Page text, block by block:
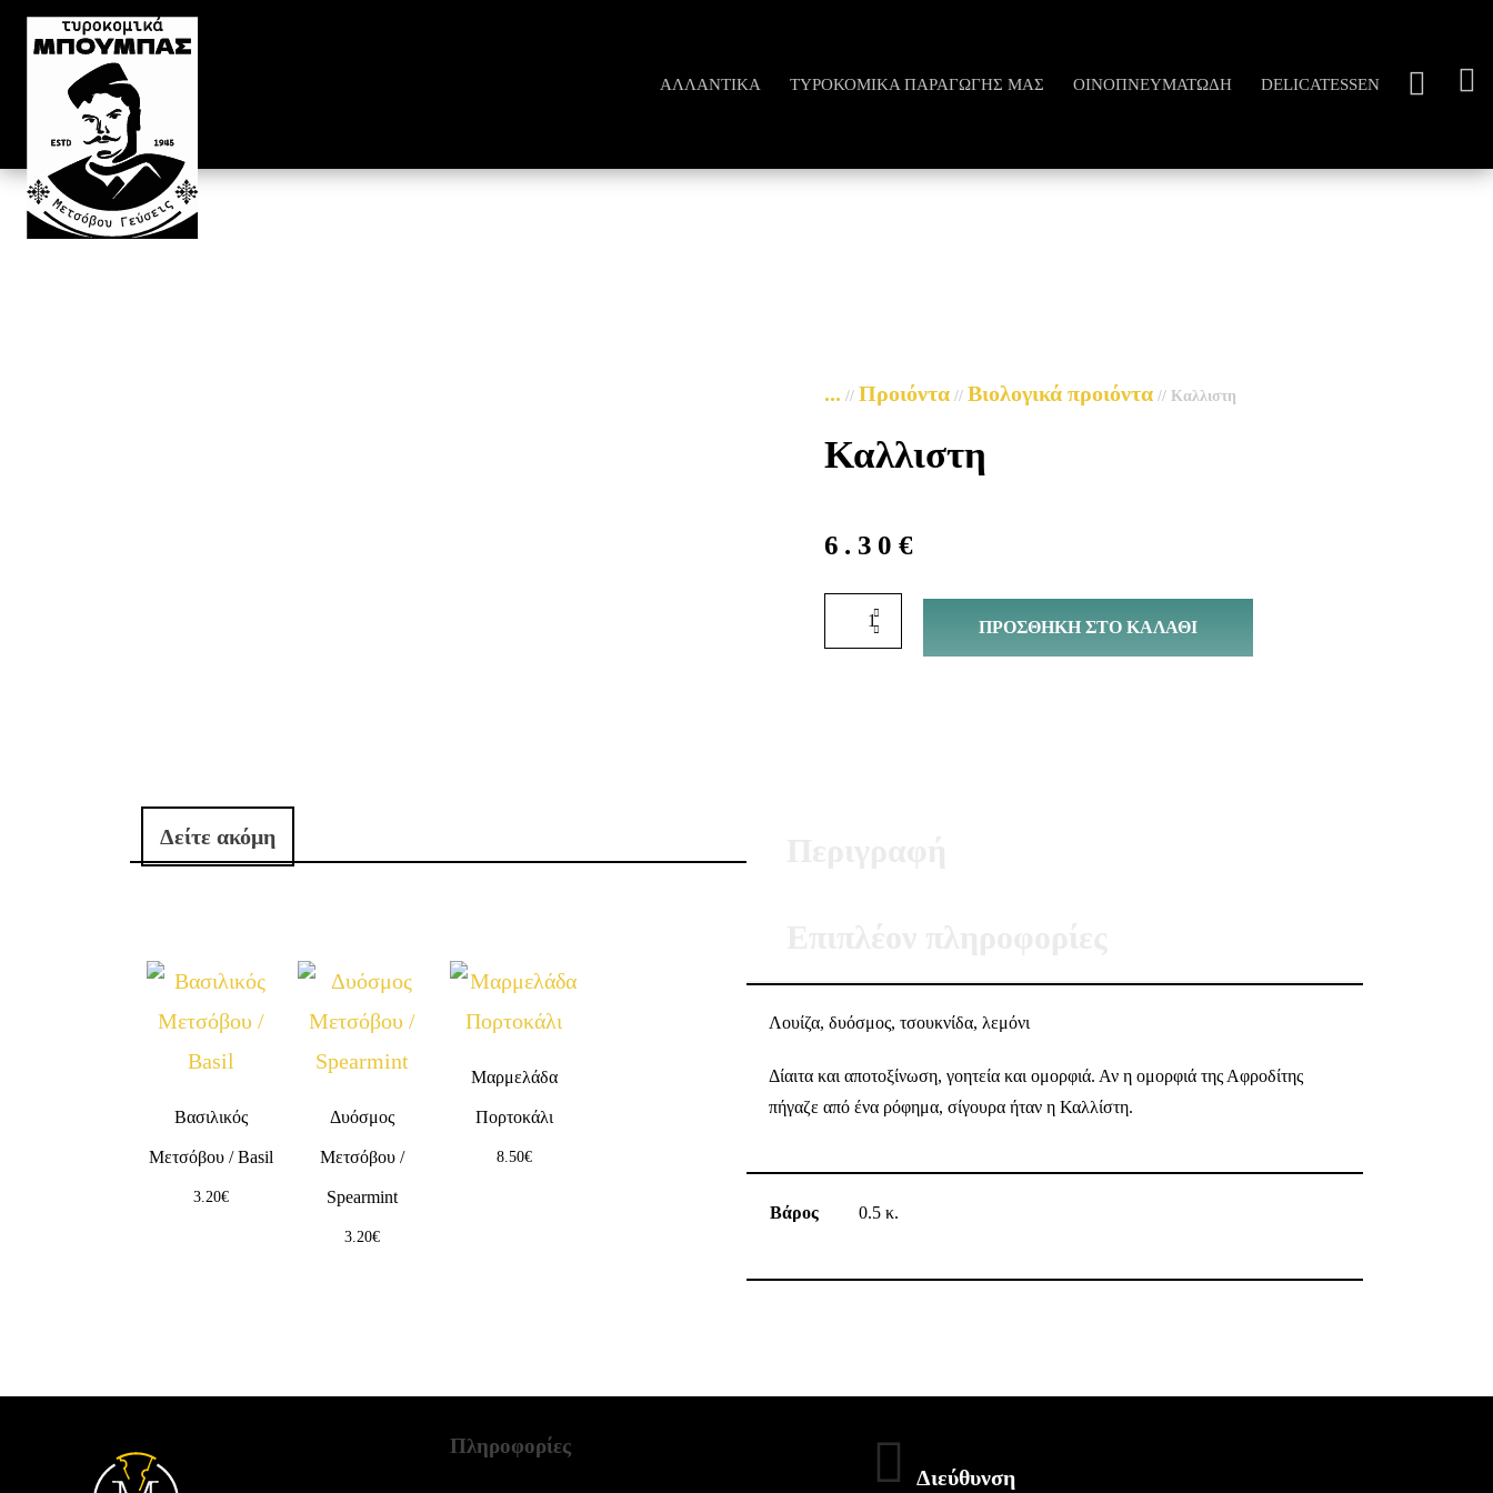
ΑΛΛΑΝΤΙΚΆ ΤΥΡΟΚΟΜΙΚΆ ΠΑΡΑΓΩΓΗΣ ΜΑΣ ΟΙΝΟΠΝΕΥΜΑΤΏΔΗ DELICATESSEN
... // Προιόντα // Βιολογικά προιόντα // Καλλιστη
Καλλιστη
6.30 €
ΠΡΟΣΘΉΚΗ ΣΤΟ ΚΑΛΆΘΙ
Δείτε ακόμη
Βασιλικός
Μετσόβου / Basil
3.20€
Δυόσμος
Μετσόβου /
Spearmint
3.20€
Μαρμελάδα
Πορτοκάλι
8.50€
Λουίζα, δυόσμος, τσουκνίδα, λεμόνι
Δίαιτα και αποτοξίνωση, γοητεία και ομορφιά. Αν η ομορφιά της Αφροδίτης
πήγαζε από ένα ρόφημα, σίγουρα ήταν η Καλλίστη.
Βάρος 0.5 κ.
Πληροφορίες
Διεύθυνση